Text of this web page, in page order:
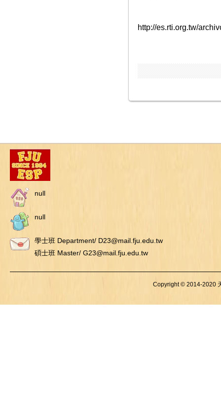
http://es.rti.org.tw/
null
null
學士班 Department/ D23@mail.fju.edu.tw
碩士班 Master/ G23@mail.fju.edu.tw
Copyright © 2014-2020